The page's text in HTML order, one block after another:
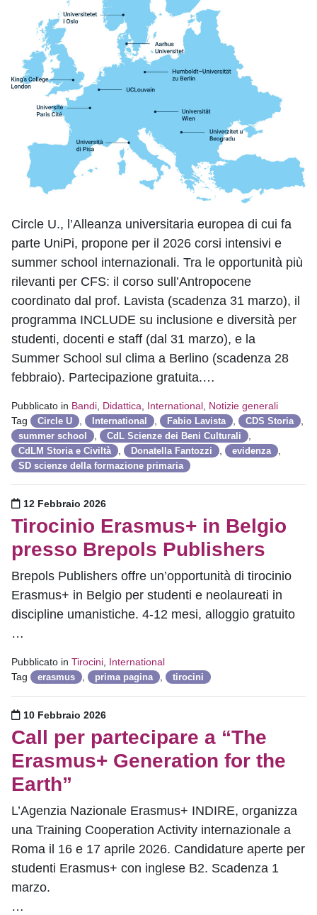
Circle U., l’Alleanza universitaria europea di cui fa
parte UniPi, propone per il 2026 corsi intensivi e
summer school internazionali. Tra le opportunità più
rilevanti per CFS: il corso sull’Antropocene
coordinato dal prof. Lavista (scadenza 31 marzo), il
programma INCLUDE su inclusione e diversità per
studenti, docenti e staff (dal 31 marzo), e la
Summer School sul clima a Berlino (scadenza 28
febbraio). Partecipazione gratuita.…
Pubblicato in Bandi Didattica International Notizie generali
Tag
Circle U International Fabio Lavista CDS Storia
summer school CdL Scienze dei Beni Culturali
CdLM Storia e Civiltà Donatella Fantozzi evidenza
SD scienze della formazione primaria
Pubblicato il
12 Febbraio 2026
Tirocinio Erasmus+ in Belgio
presso Brepols Publishers
Brepols Publishers offre un’opportunità di tirocinio
Erasmus+ in Belgio per studenti e neolaureati in
discipline umanistiche. 4-12 mesi, alloggio gratuito
…
Pubblicato in Tirocini International
Tag
erasmus prima pagina tirocini
Pubblicato il
10 Febbraio 2026
Call per partecipare a “The
Erasmus+ Generation for the
Earth”
L’Agenzia Nazionale Erasmus+ INDIRE, organizza
una Training Cooperation Activity internazionale a
Roma il 16 e 17 aprile 2026. Candidature aperte per
studenti Erasmus+ con inglese B2. Scadenza 1
marzo.
…